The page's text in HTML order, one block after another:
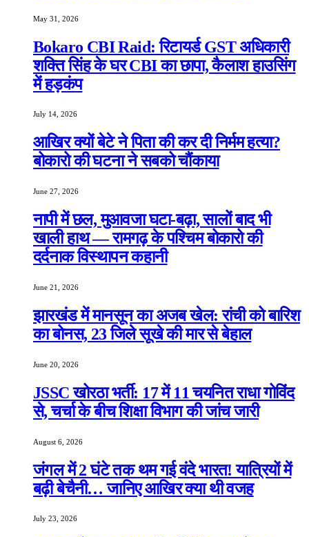
May 31, 2026
Bokaro CBI Raid: रिटायर्ड GST अधिकारी
शक्ति सिंह के घर CBI का छापा, कैलाश हाउसिंग
में हड़कंप
July 14, 2026
आखिर क्यों बेटे ने पिता की कर दी निर्मम हत्या?
बोकारो की घटना ने सबको चौंकाया
June 27, 2026
नापी में छल, मुआवजा घटा-बढ़ा, सालों बाद भी
खाली हाथ — रामगढ़ के पश्चिम बोकारो की
दर्दनाक विस्थापन कहानी
June 21, 2026
झारखंड में मानसून का अजब खेल: रांची को बारिश
का बोनस, 23 जिले सूखे की मार से बेहाल
June 20, 2026
JSSC खोरठा भर्ती: 17 में 11 चयनित राधा गोविंद
से, चर्चा के बीच शिक्षा विभाग की जांच जारी
August 6, 2026
जंगल में 2 घंटे तक थम गई वंदे भारत! यात्रियों में
बढ़ी बेचैनी… जानिए आखिर क्या थी वजह
July 23, 2026